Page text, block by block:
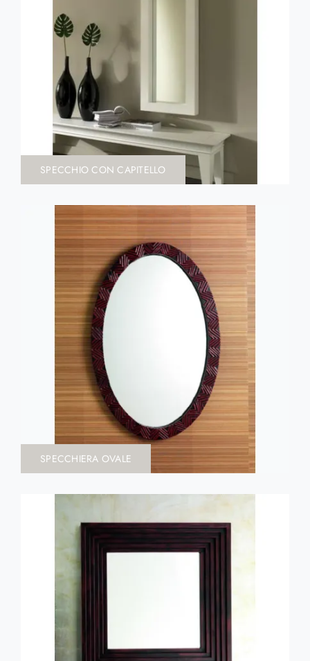
SPECCHIO CON CAPITELLO
SPECCHIERA OVALE